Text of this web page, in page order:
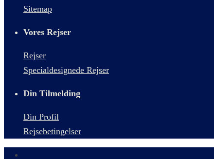
Sitemap
Vores Rejser
Rejser
Specialdesignede Rejser
Din Tilmelding
Din Profil
Rejsebetingelser